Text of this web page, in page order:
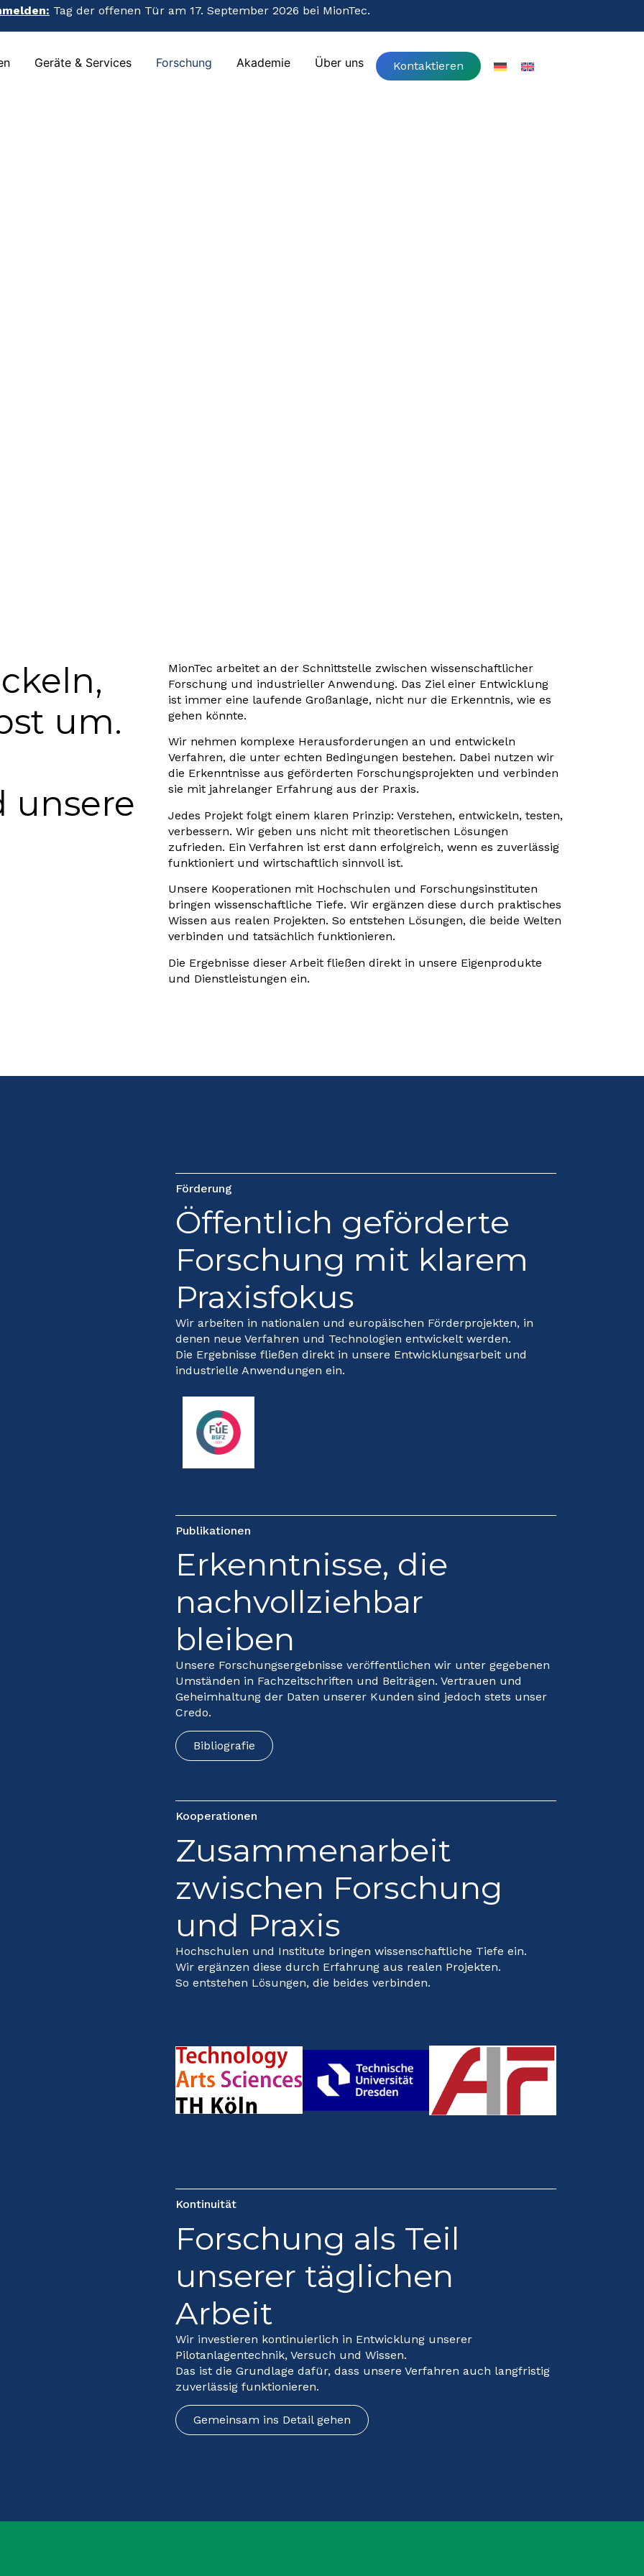
Tag der offenen Tür am 17. September 2026 bei MionTec.
Geräte & Services Forschung Akademie Über uns Kontaktieren
Tag der offenen Tür am 17. September 2026 bei MionTec.
Geräte & Services Forschung Akademie Über uns Kontaktieren
um.
unsere
MionTec arbeitet an der Schnittstelle zwischen wissenschaftlicher
Forschung und industrieller Anwendung. Das Ziel einer Entwicklung
ist immer eine laufende Großanlage, nicht nur die Erkenntnis, wie es
gehen könnte.
Wir nehmen komplexe Herausforderungen an und entwickeln
Verfahren, die unter echten Bedingungen bestehen. Dabei nutzen wir
die Erkenntnisse aus geförderten Forschungsprojekten und verbinden
sie mit jahrelanger Erfahrung aus der Praxis.
Jedes Projekt folgt einem klaren Prinzip: Verstehen, entwickeln, testen,
verbessern. Wir geben uns nicht mit theoretischen Lösungen
zufrieden. Ein Verfahren ist erst dann erfolgreich, wenn es zuverlässig
funktioniert und wirtschaftlich sinnvoll ist.
Unsere Kooperationen mit Hochschulen und Forschungsinstituten
bringen wissenschaftliche Tiefe. Wir ergänzen diese durch praktisches
Wissen aus realen Projekten. So entstehen Lösungen, die beide Welten
verbinden und tatsächlich funktionieren.
Die Ergebnisse dieser Arbeit fließen direkt in unsere Eigenprodukte
und Dienstleistungen ein.
Förderung
Öffentlich geförderte
Forschung mit klarem
Praxisfokus
Wir arbeiten in nationalen und europäischen Förderprojekten, in
denen neue Verfahren und Technologien entwickelt werden.
Die Ergebnisse fließen direkt in unsere Entwicklungsarbeit und
industrielle Anwendungen ein.
Publikationen
Erkenntnisse, die
nachvollziehbar
bleiben
Unsere Forschungsergebnisse veröffentlichen wir unter gegebenen
Umständen in Fachzeitschriften und Beiträgen. Vertrauen und
Geheimhaltung der Daten unserer Kunden sind jedoch stets unser
Credo.
Bibliografie
Kooperationen
Zusammenarbeit
zwischen Forschung
und Praxis
Hochschulen und Institute bringen wissenschaftliche Tiefe ein.
Wir ergänzen diese durch Erfahrung aus realen Projekten.
So entstehen Lösungen, die beides verbinden.
Kontinuität
Forschung als Teil
unserer täglichen
Arbeit
Wir investieren kontinuierlich in Entwicklung unserer
Pilotanlagentechnik, Versuch und Wissen.
Das ist die Grundlage dafür, dass unsere Verfahren auch langfristig
zuverlässig funktionieren.
Gemeinsam ins Detail gehen